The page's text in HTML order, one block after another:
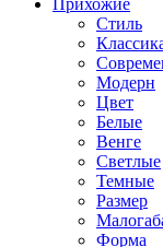
Прихожие
Стиль
Модерн
Цвет
Белые
Венге
Светлые
Темные
Размер
Форма